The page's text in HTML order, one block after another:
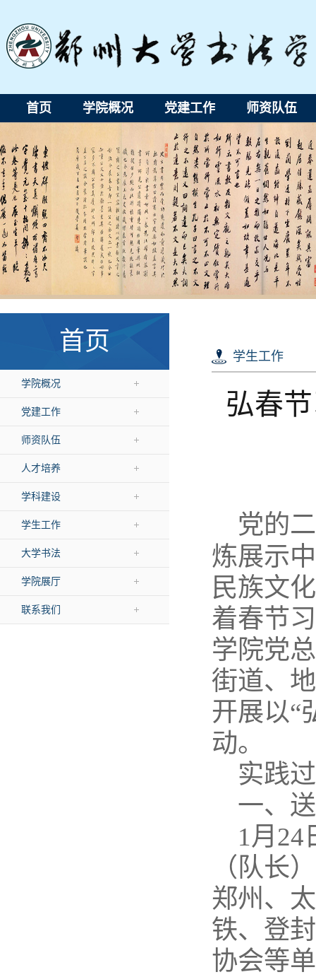
首页 学院概况 党建工作 师资队伍
首页
学院概况
党建工作
师资队伍
人才培养
学科建设
学生工作
大学书法
学院展厅
联系我们
学生工作
弘春
党的
炼展示
民族文
着春节
学院党
街道、
开展以“
动。
实践
一、
1月24
（队长
郑州、
铁、登
协会等